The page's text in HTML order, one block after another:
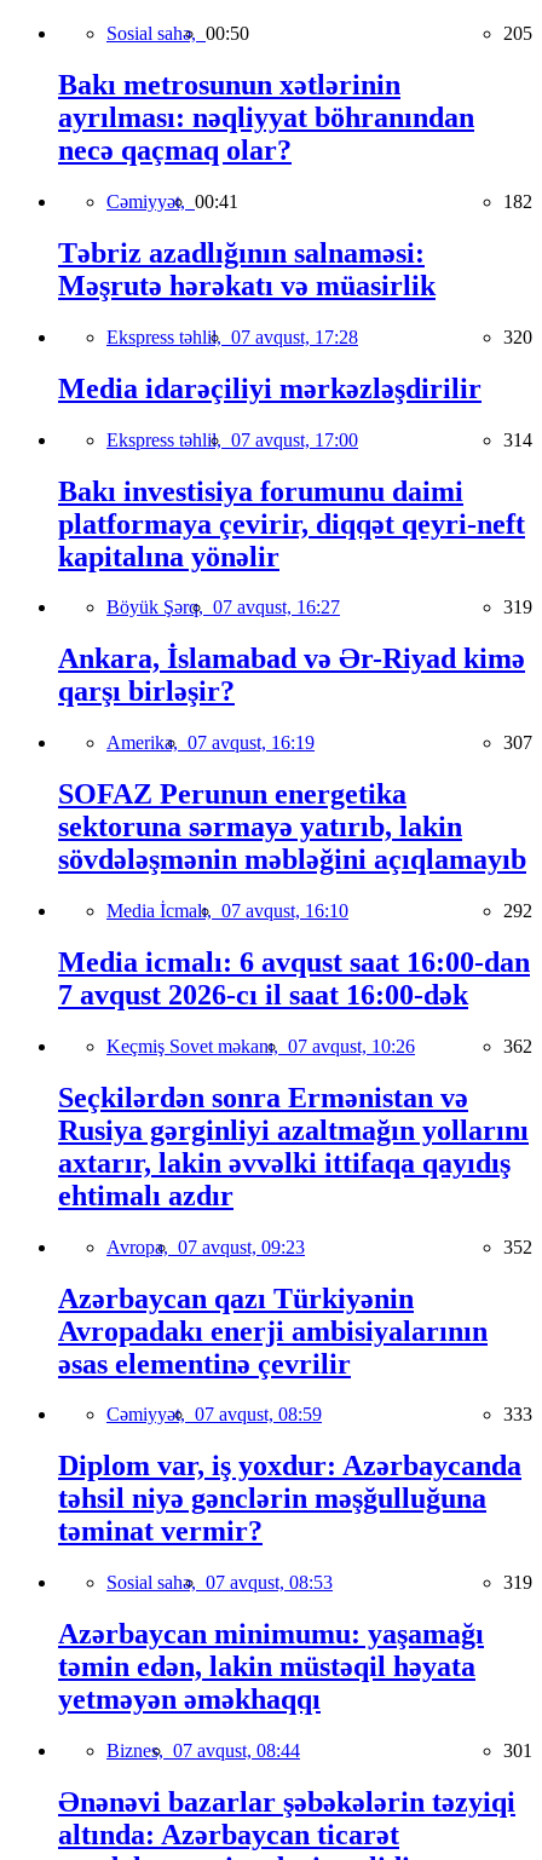
Sosial sahə, 00:50 205
Bakı metrosunun xətlərinin
ayrılması: nəqliyyat böhranından
necə qaçmaq olar?
Cəmiyyət, 00:41 182
Təbriz azadlığının salnaməsi:
Məşrutə hərəkatı və müasirlik
Ekspress təhlil, 07 avqust, 17:28 320
Media idarəçiliyi mərkəzləşdirilir
Ekspress təhlil, 07 avqust, 17:00 314
Bakı investisiya forumunu daimi
platformaya çevirir, diqqət qeyri-neft
kapitalına yönəlir
Böyük Şərq, 07 avqust, 16:27 319
Ankara, İslamabad və Ər-Riyad kimə
qarşı birləşir?
Amerika, 07 avqust, 16:19 307
SOFAZ Perunun energetika
sektoruna sərmayə yatırıb, lakin
sövdələşmənin məbləğini açıqlamayıb
Media İcmalı, 07 avqust, 16:10 292
Media icmalı: 6 avqust saat 16:00-dan
7 avqust 2026-cı il saat 16:00-dək
Keçmiş Sovet məkanı, 07 avqust, 10:26 362
Seçkilərdən sonra Ermənistan və
Rusiya gərginliyi azaltmağın yollarını
axtarır, lakin əvvəlki ittifaqa qayıdış
ehtimalı azdır
Avropa, 07 avqust, 09:23 352
Azərbaycan qazı Türkiyənin
Avropadakı enerji ambisiyalarının
əsas elementinə çevrilir
Cəmiyyət, 07 avqust, 08:59 333
Diplom var, iş yoxdur: Azərbaycanda
təhsil niyə gənclərin məşğulluğuna
təminat vermir?
Sosial sahə, 07 avqust, 08:53 319
Azərbaycan minimumu: yaşamağı
təmin edən, lakin müstəqil həyata
yetməyən əməkhaqqı
Biznes, 07 avqust, 08:44 301
Ənənəvi bazarlar şəbəkələrin təzyiqi
altında: Azərbaycan ticarət